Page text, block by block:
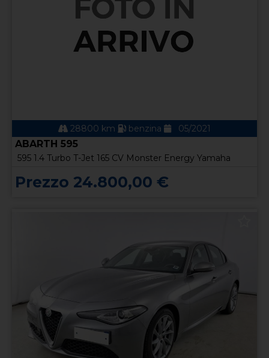
28800 km benzina 05/2021
ABARTH 595
595 1.4 Turbo T-Jet 165 CV Monster Energy Yamaha
Prezzo 24.800,00 €